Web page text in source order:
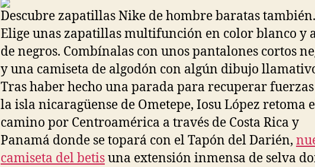
Descubre zapatillas Nike de hombre baratas también.
Elige unas zapatillas multifunción en color blanco y
de negros. Combínalas con unos pantalones cortos
y una camiseta de algodón con algún dibujo
Tras haber hecho una parada para recuperar
la isla nicaragüense de Ometepe, Iosu López retoma
camino por Centroamérica a través de Costa Rica y
Panamá donde se topará con el Tapón del Darién,
camiseta del betisuna extensión inmensa de selva